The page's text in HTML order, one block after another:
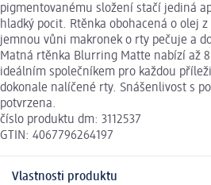
pigmentovanému složení stačí jediná
hladký pocit. Rtěnka obohacená o olej
jemnou vůni makronek o rty pečuje a
Matná rtěnka Blurring Matte nabízí až
ideálním společníkem pro každou
dokonale nalíčené rty. Snášenlivost s
potvrzena.
číslo produktu dm: 3112537
GTIN: 4067796264197
Vlastnosti produktu